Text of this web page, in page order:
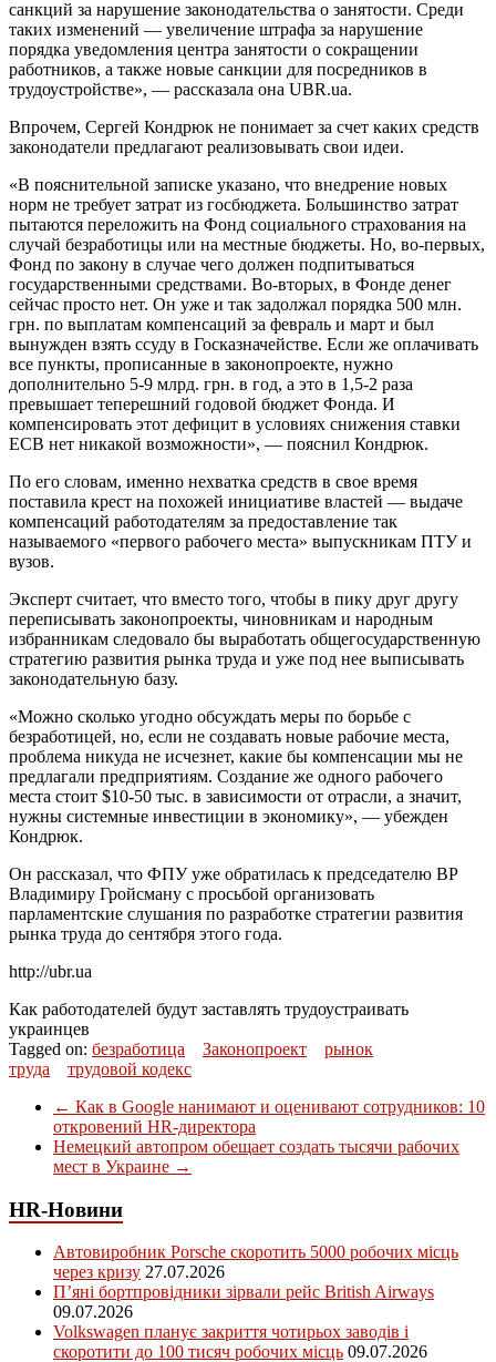
санкций за нарушение законодательства о занятости. Среди
таких изменений — увеличение штрафа за нарушение
порядка уведомления центра занятости о сокращении
работников, а также новые санкции для посредников в
трудоустройстве», — рассказала она UBR.ua.
Впрочем, Сергей Кондрюк не понимает за счет каких средств
законодатели предлагают реализовывать свои идеи.
«В пояснительной записке указано, что внедрение новых
норм не требует затрат из госбюджета. Большинство затрат
пытаются переложить на Фонд социального страхования на
случай безработицы или на местные бюджеты. Но, во-первых,
Фонд по закону в случае чего должен подпитываться
государственными средствами. Во-вторых, в Фонде денег
сейчас просто нет. Он уже и так задолжал порядка 500 млн.
грн. по выплатам компенсаций за февраль и март и был
вынужден взять ссуду в Госказначействе. Если же оплачивать
все пункты, прописанные в законопроекте, нужно
дополнительно 5-9 млрд. грн. в год, а это в 1,5-2 раза
превышает теперешний годовой бюджет Фонда. И
компенсировать этот дефицит в условиях снижения ставки
ЕСВ нет никакой возможности», — пояснил Кондрюк.
По его словам, именно нехватка средств в свое время
поставила крест на похожей инициативе властей — выдаче
компенсаций работодателям за предоставление так
называемого «первого рабочего места» выпускникам ПТУ и
вузов.
Эксперт считает, что вместо того, чтобы в пику друг другу
переписывать законопроекты, чиновникам и народным
избранникам следовало бы выработать общегосударственную
стратегию развития рынка труда и уже под нее выписывать
законодательную базу.
«Можно сколько угодно обсуждать меры по борьбе с
безработицей, но, если не создавать новые рабочие места,
проблема никуда не исчезнет, какие бы компенсации мы не
предлагали предприятиям. Создание же одного рабочего
места стоит $10-50 тыс. в зависимости от отрасли, а значит,
нужны системные инвестиции в экономику», — убежден
Кондрюк.
Он рассказал, что ФПУ уже обратилась к председателю ВР
Владимиру Гройсману с просьбой организовать
парламентские слушания по разработке стратегии развития
рынка труда до сентября этого года.
http://ubr.ua
Как работодателей будут заставлять трудоустраивать
украинцев
Tagged on: безработица Законопроект
рынок
труда
трудовой кодекс
← Как в Google нанимают и оценивают сотрудников: 10
откровений HR-директора
Немецкий автопром обещает создать тысячи рабочих
мест в Украине →
HR-Новини
Автовиробник Porsche скоротить 5000 робочих місць
через кризу 27.07.2026
П’яні бортпровідники зірвали рейс British Airways
09.07.2026
Volkswagen планує закриття чотирьох заводів і
скоротити до 100 тисяч робочих місць 09.07.2026